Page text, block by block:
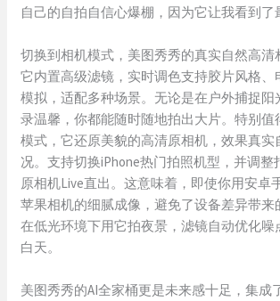
自己的自拍自信心爆棚，因为它让我看到了
切换到相机模式，美图秀秀的真实自然高清
它内置高级滤镜，实时调色支持胶片风格、
模拟，适配多种场景。无论是在户外捕捉阳
录温馨，你都能随时随地拍出大片。特别值
模式，它还原美貌的高清原相机，效果真实
况。支持切换iPhone热门拍照机型，并调整
原相机Live直出。这意味着，即使你用安卓
苹果相机的细腻成像，避免了设备差异带来
在低光环境下用它拍夜景，滤镜自动优化噪
白天。
美图秀秀的AI全家桶更是未来感十足，集成